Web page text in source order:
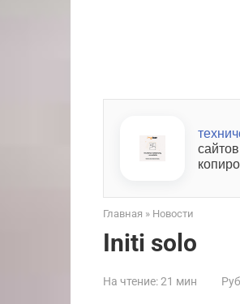
Главная » Новости
Initi solo
На чтение:21 мин